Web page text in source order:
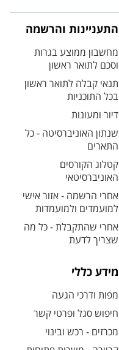
התעניינות והרשמה
מחשבון ממוצע בגרות
וסכם לתואר ראשון
תנאי קבלה לתואר ראשון
בכל התוכניות
דיור ומעונות
שנתון האוניברסיטה - כל
התארים
קטלוג הקורסים
האוניברסיטאי
אחרי הרשמה - אזור אישי
למועמדים ולמועמדות
אחרי שהתקבלת - כל מה
שצריך לדעת
מידע כללי
מפות ודרכי הגעה
חיפוש סגל ופרטי קשר
מכרזים - רכש ובינוי